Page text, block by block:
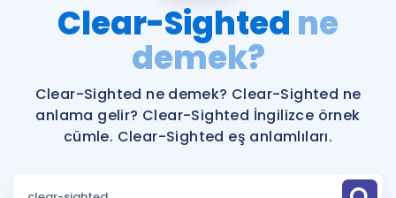
Şifremi Hatırlamıyorum
Katılımcı Görüşleri
Faydalı Araçlar
Ücretsiz Kaynaklar
İngilizce Gramer
Clear-Sighted ne
demek?
Clear-Sighted ne demek? Clear-Sighted ne
anlama gelir? Clear-Sighted İngilizce örnek
cümle. Clear-Sighted eş anlamlıları.